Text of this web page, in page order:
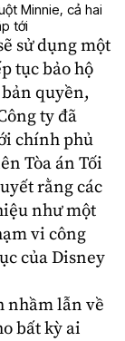
Minnie, cả hai
tới
sử dụng một
tục bảo hộ
quyền,
ty đã
chính phủ
Tòa án Tối
rằng các
như một
vi công
của Disney
nhầm lẫn về
bất kỳ ai